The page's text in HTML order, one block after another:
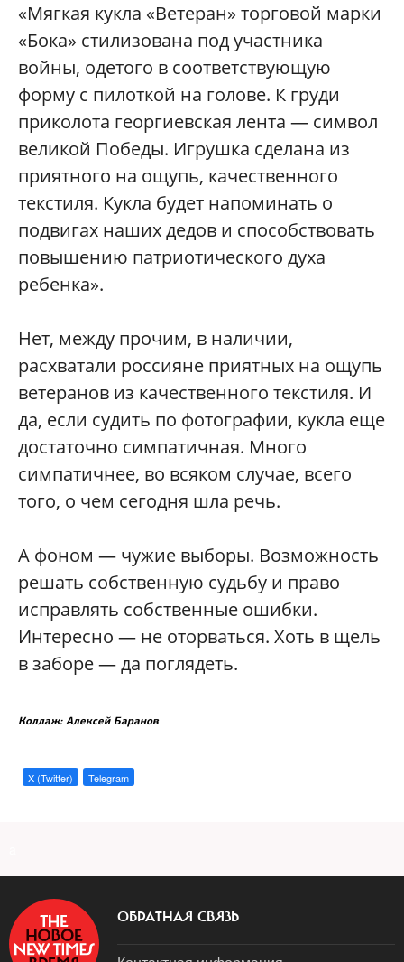
«Мягкая кукла «Ветеран» торговой марки
«Бока» стилизована под участника
войны, одетого в соответствующую
форму с пилоткой на голове. К груди
приколота георгиевская лента — символ
великой Победы. Игрушка сделана из
приятного на ощупь, качественного
текстиля. Кукла будет напоминать о
подвигах наших дедов и способствовать
повышению патриотического духа
ребенка».
Нет, между прочим, в наличии,
расхватали россияне приятных на ощупь
ветеранов из качественного текстиля. И
да, если судить по фотографии, кукла еще
достаточно симпатичная. Много
симпатичнее, во всяком случае, всего
того, о чем сегодня шла речь.
А фоном — чужие выборы. Возможность
решать собственную судьбу и право
исправлять собственные ошибки.
Интересно — не оторваться. Хоть в щель
в заборе — да поглядеть.
Коллаж: Алексей Баранов
X (Twitter) Telegram
ОБРАТНАЯ СВЯЗЬ